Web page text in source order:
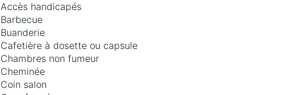
Accès handicapés
Barbecue
Buanderie
Cafetière à dosette ou capsule
Chambres non fumeur
Cheminée
Coin salon